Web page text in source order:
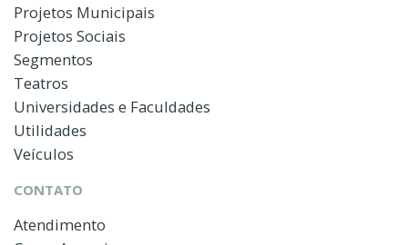
Projetos Municipais
Projetos Sociais
Segmentos
Teatros
Universidades e Faculdades
Utilidades
Veículos
CONTATO
Atendimento